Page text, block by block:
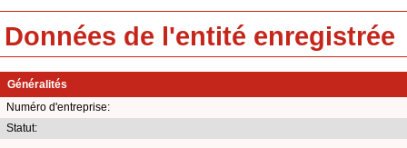
Données de l'entité enregistrée
Généralités
Numéro d'entreprise:
Statut: